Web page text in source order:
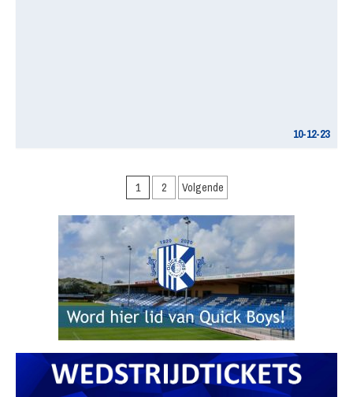
10-12-23
Berichten
paginering
1 2 Volgende